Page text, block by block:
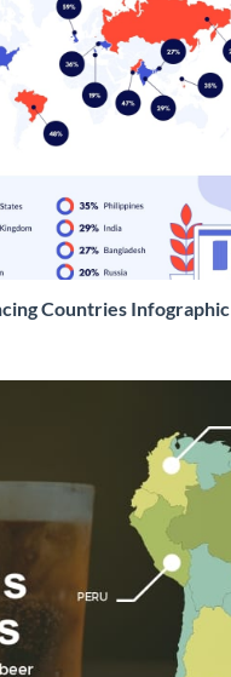
Countries Infographic